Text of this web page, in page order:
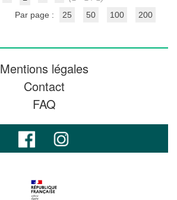
Par page :
25 50 100 200
Mentions légales
Contact
FAQ